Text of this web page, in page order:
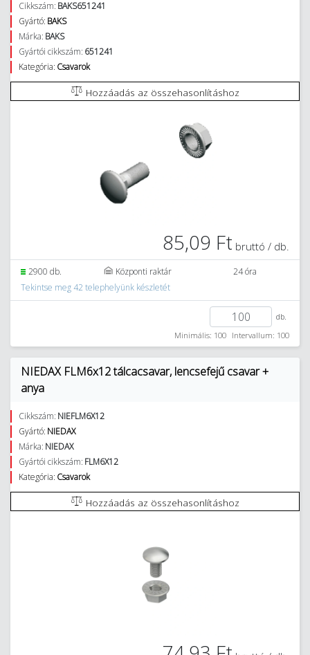
Cikkszám: BAKS651241
Gyártó: BAKS
Márka: BAKS
Gyártói cikkszám: 651241
Kategória: Csavarok
Hozzáadás az összehasonlításhoz
85,09 Ft bruttó / db.
2900 db. Központi raktár
24 óra
Tekintse meg 42 telephelyünk készletét
db.
Minimális: 100 Intervallum: 100
NIEDAX FLM6x12 tálcacsavar, lencsefejű csavar +
anya
Cikkszám: NIEFLM6X12
Gyártó: NIEDAX
Márka: NIEDAX
Gyártói cikkszám: FLM6X12
Kategória: Csavarok
Hozzáadás az összehasonlításhoz